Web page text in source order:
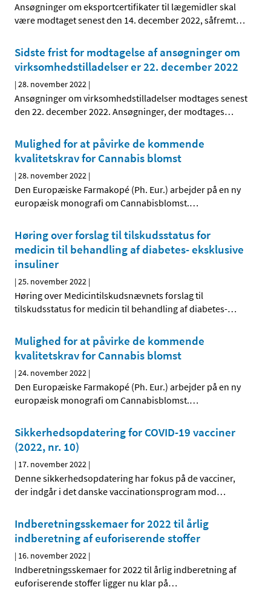
Ansøgninger om eksportcertifikater til lægemidler skal
være modtaget senest den 14. december 2022, såfremt…
Sidste frist for modtagelse af ansøgninger om
virksomhedstilladelser er 22. december 2022
|28. november 2022 |
Ansøgninger om virksomhedstilladelser modtages senest
den 22. december 2022. Ansøgninger, der modtages…
Mulighed for at påvirke de kommende
kvalitetskrav for Cannabis blomst
|28. november 2022 |
Den Europæiske Farmakopé (Ph. Eur.) arbejder på en ny
europæisk monografi om Cannabisblomst.…
Høring over forslag til tilskudsstatus for
medicin til behandling af diabetes- eksklusive
insuliner
|25. november 2022 |
Høring over Medicintilskuds­nævnets forslag til
tilskudsstatus for medicin til behandling af diabetes-…
Mulighed for at påvirke de kommende
kvalitetskrav for Cannabis blomst
|24. november 2022 |
Den Europæiske Farmakopé (Ph. Eur.) arbejder på en ny
europæisk monografi om Cannabisblomst.…
Sikkerhedsopdatering for COVID-19 vacciner
(2022, nr. 10)
| 17. november 2022 |
Denne sikkerhedsopdatering har fokus på de vacciner,
der indgår i det danske vaccinationsprogram mod…
Indberetningsskemaer for 2022 til årlig
indberetning af euforiserende stoffer
| 16. november 2022 |
Indberetningsskemaer for 2022 til årlig indberetning af
euforiserende stoffer ligger nu klar på…